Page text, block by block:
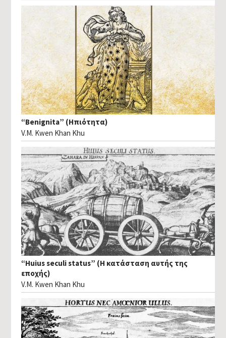
“Benignita” (Ηπιότητα)
V.M. Kwen Khan Khu
“Huius seculi status” (Η κατάσταση αυτής της
εποχής)
V.M. Kwen Khan Khu